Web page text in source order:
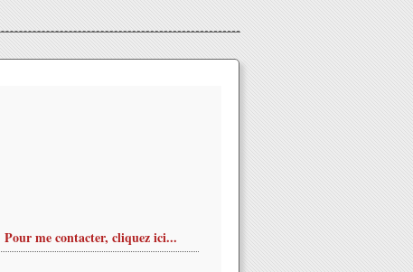
Pour me contacter, cliquez ici...